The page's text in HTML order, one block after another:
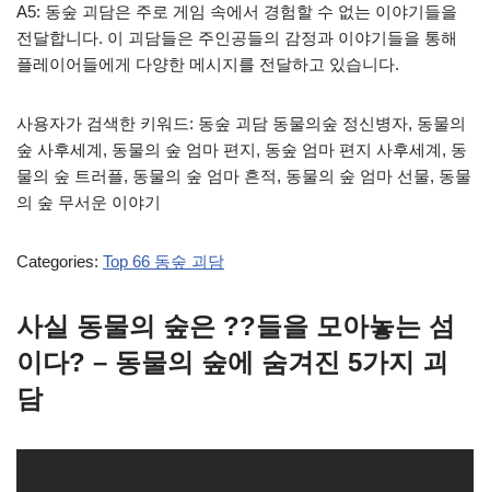
A5: 동숲 괴담은 주로 게임 속에서 경험할 수 없는 이야기들을
전달합니다. 이 괴담들은 주인공들의 감정과 이야기들을 통해
플레이어들에게 다양한 메시지를 전달하고 있습니다.
사용자가 검색한 키워드: 동숲 괴담 동물의숲 정신병자, 동물의
숲 사후세계, 동물의 숲 엄마 편지, 동숲 엄마 편지 사후세계, 동
물의 숲 트러플, 동물의 숲 엄마 흔적, 동물의 숲 엄마 선물, 동물
의 숲 무서운 이야기
Categories: Top 66 동숲 괴담
사실 동물의 숲은 ??들을 모아놓는 섬
이다? – 동물의 숲에 숨겨진 5가지 괴
담